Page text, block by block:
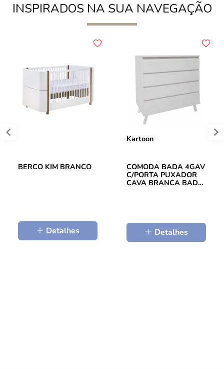
INSPIRADOS NA SUA NAVEGAÇÃO
BERCO KIM BRANCO
Detalhes
Kartoon
COMODA BADA 4GAV
C/PORTA PUXADOR
CAVA BRANCA BAD-
Detalhes